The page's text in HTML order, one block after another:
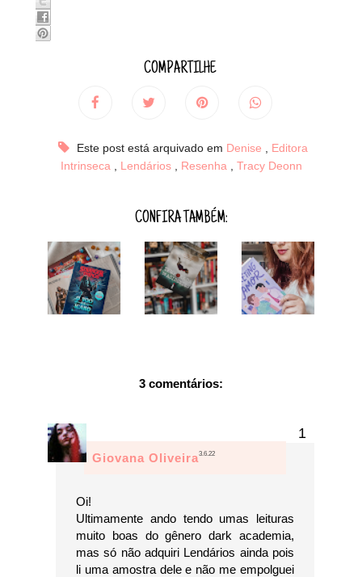
COMPARTILHE
Este post está arquivado em Denise
Editora
Intrinseca
Lendários Resenha Tracy Deonn
CONFIRA TAMBÉM:
3 comentários:
Giovana Oliveira3.6.22
Oi!
Ultimamente ando tendo umas leituras
muito boas do gênero dark academia,
mas só não adquiri Lendários ainda pois
li uma amostra dele e não me empolguei